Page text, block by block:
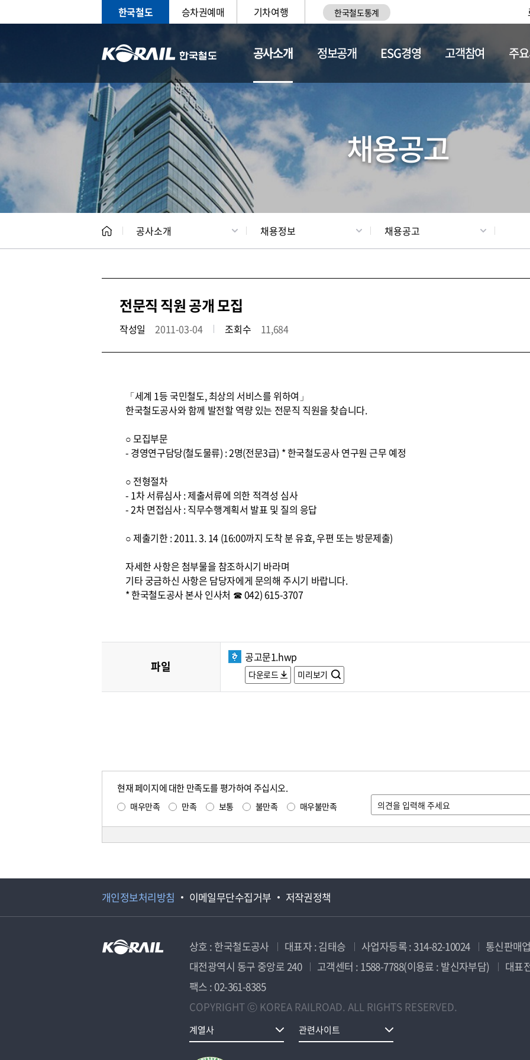
한국철도 승차권예매 기차여행 한국철도통계
공사소개
CEO 일반현황 채용정보
정보공개 ESG경영 고객참여 주
채용공고
공사소개 채용정보 채용공고
전문직 직원 공개 모집
작성일 2011-03-04 조회수 11,684
「세계 1등 국민철도, 최상의 서비스를 위하여」
한국철도공사와 함께 발전할 역량 있는 전문직 직원을 찾습니다.
○ 모집부문
- 경영연구담당(철도물류) : 2명(전문3급) * 한국철도공사 연구원 근무 예정
○ 전형절차
- 1차 서류심사 : 제출서류에 의한 적격성 심사
- 2차 면접심사 : 직무수행계획서 발표 및 질의 응답
○ 제출기한 : 2011. 3. 14 (16:00까지 도착 분 유효, 우편 또는 방문제출)
자세한 사항은 첨부물을 참조하시기 바라며
기타 궁금하신 사항은 담당자에게 문의해 주시기 바랍니다.
* 한국철도공사 본사 인사처 ☎ 042) 615-3707
파일
공고문1.hwp
다운로드 미리보기
현재 페이지에 대한 만족도를 평가하여 주십시오.
매우만족 만족 보통 불만족 매우불만족
개인정보처리방침 이메일무단수집거부 저작권정책
상호 : 한국철도공사 대표자 : 김태승 사업자등록 : 314-82-10024
통신판매
대전광역시 동구 중앙로 240
고객센터 : 1588-7788(이용료 : 발신자부담)
대표
팩스 : 02-361-8385
COPYRIGHT ⓒ KOREA RAILROAD. ALL RIGHTS RESERVED.
계열사 관련사이트